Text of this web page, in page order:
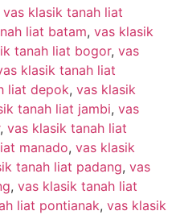
vas klasik tanah liat
liat batam, vas klasik
tanah liat bogor, vas
klasik tanah liat
liat depok, vas klasik
tanah liat jambi, vas
, vas klasik tanah liat
manado, vas klasik
tanah liat padang, vas
, vas klasik tanah liat
liat pontianak, vas klasik